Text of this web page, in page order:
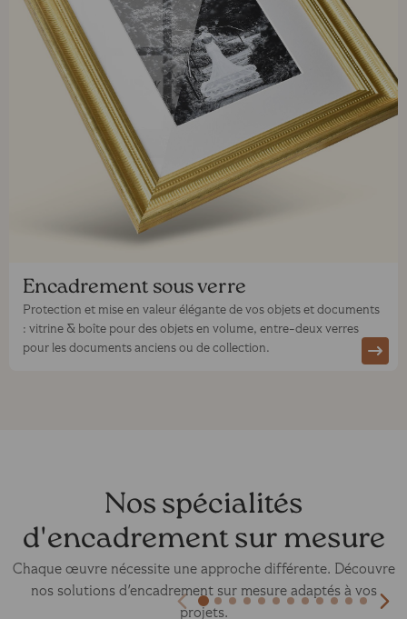
Encadrement sous verre
Protection et mise en valeur élégante de vos objets et documents
: vitrine & boîte pour des objets en volume, entre-deux verres
pour les documents anciens ou de collection.
Nos spécialités
d'encadrement sur mesure
Chaque œuvre nécessite une approche différente. Découvre
nos solutions d'encadrement sur mesure adaptés à vos
projets.